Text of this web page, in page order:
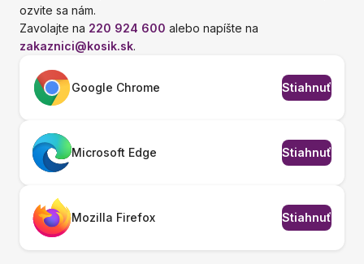
ozvite sa nám.
Zavolajte na 220 924 600 alebo napíšte na
zakaznici@kosik.sk.
Google Chrome Stiahnuť
Microsoft Edge Stiahnuť
Mozilla Firefox Stiahnuť